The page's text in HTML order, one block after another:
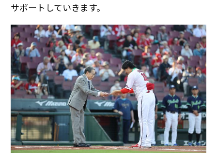
サポートしていきます。